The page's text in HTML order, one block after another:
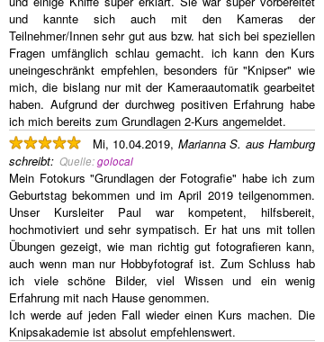
und kannte sich auch mit den Kameras der
Teilnehmer/Innen sehr gut aus bzw. hat sich bei speziellen
Fragen umfänglich schlau gemacht. ich kann den Kurs
uneingeschränkt empfehlen, besonders für "Knipser" wie
mich, die bislang nur mit der Kameraautomatik gearbeitet
haben. Aufgrund der durchweg positiven Erfahrung habe
ich mich bereits zum Grundlagen 2-Kurs angemeldet.
Mi, 10.04.2019, Marianna S. aus Hamburg
schreibt: Quelle:golocal
Mein Fotokurs "Grundlagen der Fotografie" habe ich zum
Geburtstag bekommen und im April 2019 teilgenommen.
Unser Kursleiter Paul war kompetent, hilfsbereit,
hochmotiviert und sehr sympatisch. Er hat uns mit tollen
Übungen gezeigt, wie man richtig gut fotografieren kann,
auch wenn man nur Hobbyfotograf ist. Zum Schluss hab
ich viele schöne Bilder, viel Wissen und ein wenig
Erfahrung mit nach Hause genommen.
Ich werde auf jeden Fall wieder einen Kurs machen. Die
Knipsakademie ist absolut empfehlenswert.